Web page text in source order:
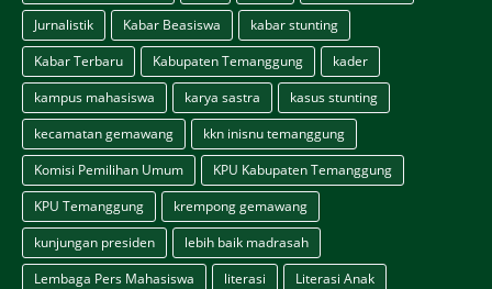
Jurnalistik
Kabar Beasiswa
kabar stunting
Kabar Terbaru
Kabupaten Temanggung
kader
kampus mahasiswa
karya sastra
kasus stunting
kecamatan gemawang
kkn inisnu temanggung
Komisi Pemilihan Umum
KPU Kabupaten Temanggung
KPU Temanggung
krempong gemawang
kunjungan presiden
lebih baik madrasah
Lembaga Pers Mahasiswa
literasi
Literasi Anak